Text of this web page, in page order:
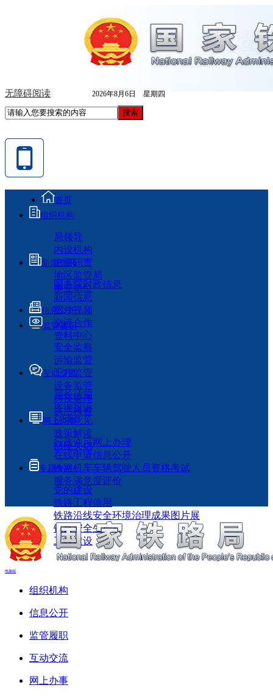
无障碍阅读 2026年8月6日 星期四
首页
组织机构
局领导
内设机构
主要职责
地区监管局
事业单位
新闻资讯
国务院时政信息
新闻信息
图片视频
交流合作
资料中心
信息公开
监管履职
安全监察
运输监管
工程监管
设备监管
科技管理
执法检查
互动交流
局长信箱
咨询投诉
征求意见
政策解读
回应关切
网上办事
行政许可网上办理
在线申请信息公开
铁路机车车辆驾驶人员资格考试
服务满意度评价
专题专栏
党的建设
铁路工程信用
铁路沿线安全环境治理成果图片展
铁路安全生产月
工程建设
电脑端
组织机构
信息公开
监管履职
互动交流
网上办事